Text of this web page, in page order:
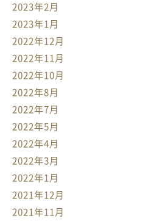
2023年2月
2023年1月
2022年12月
2022年11月
2022年10月
2022年8月
2022年7月
2022年5月
2022年4月
2022年3月
2022年1月
2021年12月
2021年11月